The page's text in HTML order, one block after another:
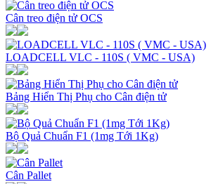
Cân treo điện tử OCS
LOADCELL VLC - 110S ( VMC - USA)
Bảng Hiển Thị Phụ cho Cân điện tử
Bộ Quả Chuẩn F1 (1mg Tới 1Kg)
Cân Pallet